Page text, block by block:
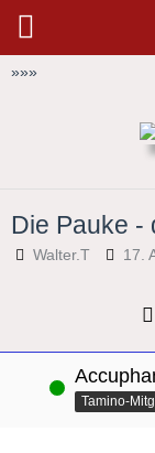
»»»
Die Pauke -
Walter.T 17.
Online
Tamino-